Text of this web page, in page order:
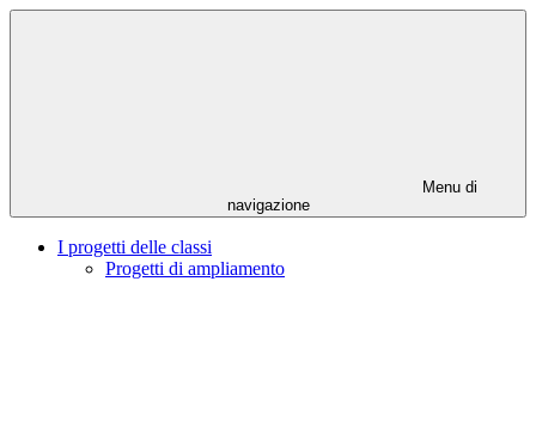
Menu di
navigazione
I progetti delle classi
Progetti di ampliamento